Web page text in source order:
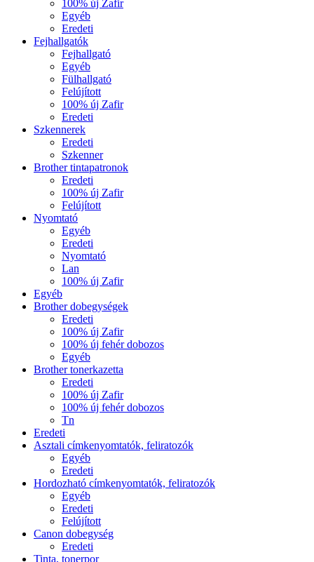
100% új Zafir
Egyéb
Eredeti
Fejhallgatók
Fejhallgató
Egyéb
Fülhallgató
Felújított
100% új Zafir
Eredeti
Szkennerek
Eredeti
Szkenner
Brother tintapatronok
Eredeti
100% új Zafir
Felújított
Nyomtató
Egyéb
Eredeti
Nyomtató
Lan
100% új Zafir
Egyéb
Brother dobegységek
Eredeti
100% új Zafir
100% új fehér dobozos
Egyéb
Brother tonerkazetta
Eredeti
100% új Zafir
100% új fehér dobozos
Tn
Eredeti
Asztali címkenyomtatók, feliratozók
Egyéb
Eredeti
Hordozható címkenyomtatók, feliratozók
Egyéb
Eredeti
Felújított
Canon dobegység
Eredeti
Tinta, tonerpor